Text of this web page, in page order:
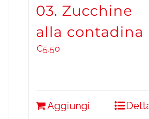
03. Zucchine
alla contadina
€5,50
Aggiungi